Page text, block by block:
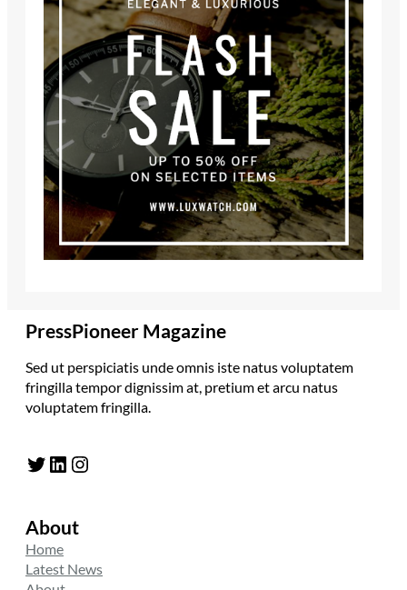
PressPioneer Magazine
Sed ut perspiciatis unde omnis iste natus voluptatem
fringilla tempor dignissim at, pretium et arcu natus
voluptatem fringilla.
Twitter LinkedIn Instagram
About
Home
Latest News